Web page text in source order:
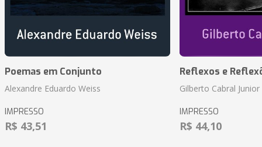
Poemas em Conjunto
Alexandre Eduardo Weiss
IMPRESSO
R$ 43,51
Reflexos e
Gilberto Cabral Junior
IMPRESSO
R$ 44,10